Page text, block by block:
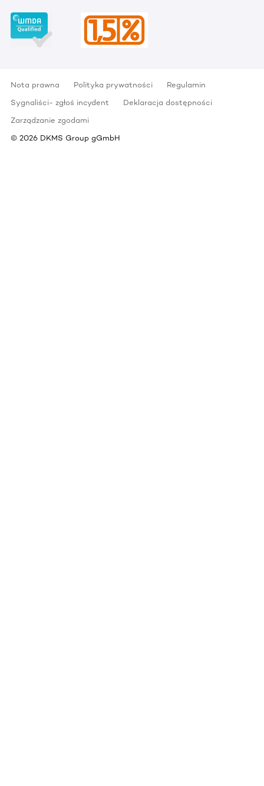
Nota prawna Polityka prywatności
Regulamin
Sygnaliści- zgłoś incydent
Deklaracja dostępności
Zarządzanie zgodami
© 2026 DKMS Group gGmbH